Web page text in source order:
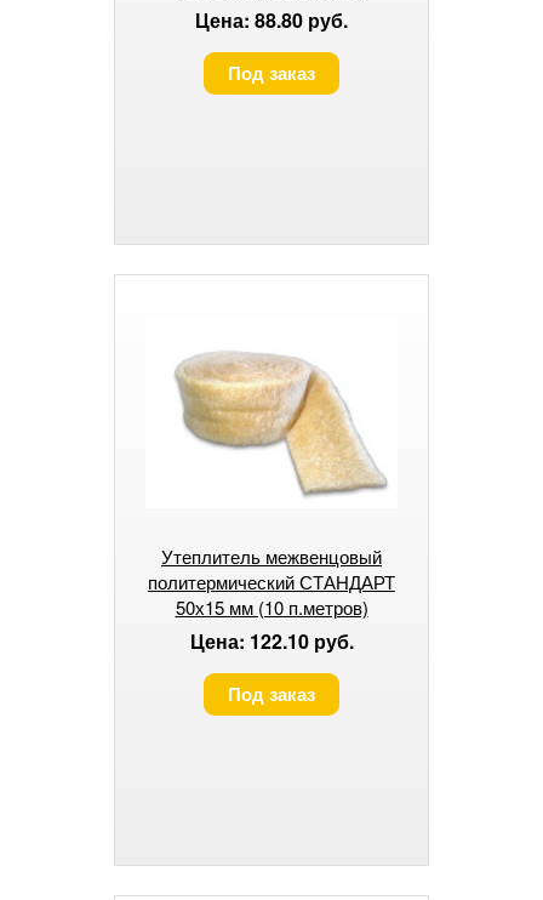
Цена: 88.80 руб.
Под заказ
Утеплитель межвенцовый
политермический СТАНДАРТ
50х15 мм (10 п.метров)
Цена: 122.10 руб.
Под заказ